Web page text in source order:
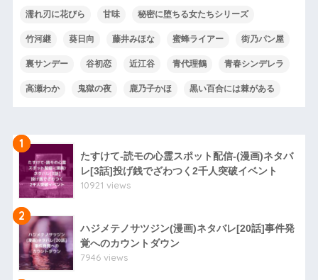
濡れ刃に花びら 甘味 秘密に堕ちる女たちシリーズ
竹河継 葵日向 藤井みほな 蜜蜂ライアー 街乃パン屋
裏サンデー 谷初恋 近江谷 青代理鶴 青春シンデレラ
高瀬わか 鬼獄の夜 鹿乃子かほ 黒い百合には棘がある
1
たすけて-読モの心霊スポット配信-(漫画)ネタバ
レ[3話]投げ銭でざわつく2千人突破イベント
10921 views
2
ハジメテノサツジン(漫画)ネタバレ[20話]事件発
覚へのカウントダウン
7946 views